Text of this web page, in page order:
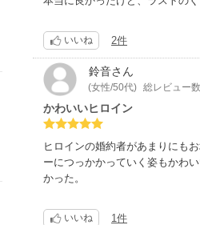
いいね 2件
鈴音さん
(女性/50代) 総レビュー
かわいいヒロイン
ヒロインの婚約者があまりにも
ーにつっかかっていく姿もかわ
かった。
いいね 1件